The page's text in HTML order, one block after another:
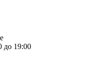
до 19:00